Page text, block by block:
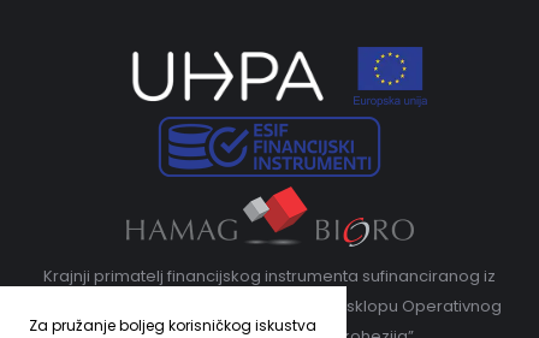
Za pružanje boljeg korisničkog iskustva
Krajnji primatelj financijskog instrumenta sufinanciranog iz
Europskog fonda za regionalni razvoj u sklopu Operativnog